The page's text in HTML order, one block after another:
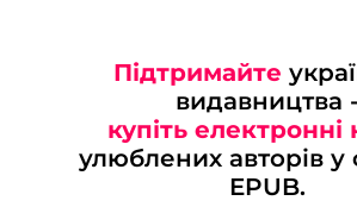
Підтримайте
видавництва -
купіть електронні
улюблених авторів у
EPUB.